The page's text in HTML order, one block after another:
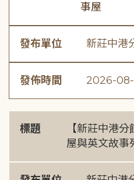
事屋
發布單位 新莊中港
發佈時間 2026-
標題
【新莊中港
屋與英文故事